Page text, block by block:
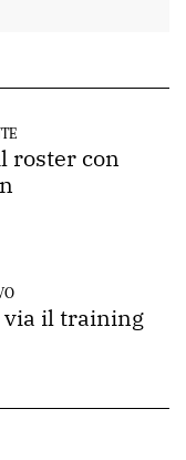
roster con
via il training